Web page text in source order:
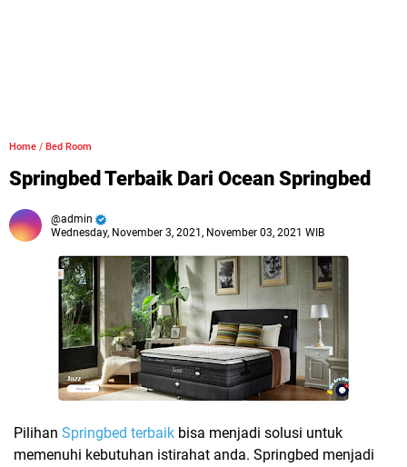
Home / Bed Room
Springbed Terbaik Dari Ocean Springbed
admin
Wednesday, November 3, 2021, November 03, 2021 WIB
Pilihan Springbed terbaik bisa menjadi solusi untuk
memenuhi kebutuhan istirahat anda. Springbed menjadi